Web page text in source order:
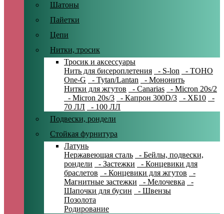
Шатоны
Пайетки
Цепи
Нитки, тросик
Тросик и аксессуары
Нить для бисероплетения
- S-lon
- TOHO
One-G
- Tytan/Lantan
- Мононить
Нитки для жгутов
- Canarias
- Micron 20s/2
- Micron 20s/3
- Капрон 300D/3 - ХБ10
-
70 ЛЛ
- 100 ЛЛ
Подвески, рондели
Стойкая фурнитура
Латунь
Нержавеющая сталь
- Бейлы, подвески,
рондели
- Застежки
- Концевики для
браслетов
- Концевики для жгутов
-
Магнитные застежки
- Мелочевка
-
Шапочки для бусин
- Швензы
Позолота
Родирование